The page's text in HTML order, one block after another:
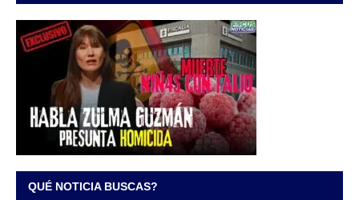
QUÉ NOTICIA BUSCAS?